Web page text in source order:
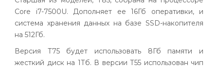
Core i7-7500U. Дополняет ее 16Гб оперативки, и
система хранения данных на базе SSD-накопителя
на 512Гб.
Версия Т75 будет использовать 8Гб памяти и
жесткий диск на 1Тб. В версии Т55 использован чип